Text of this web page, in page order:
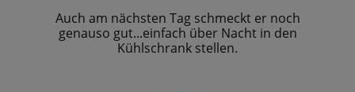
Auch am nächsten Tag schmeckt er noch
genauso gut...einfach über Nacht in den
Kühlschrank stellen.